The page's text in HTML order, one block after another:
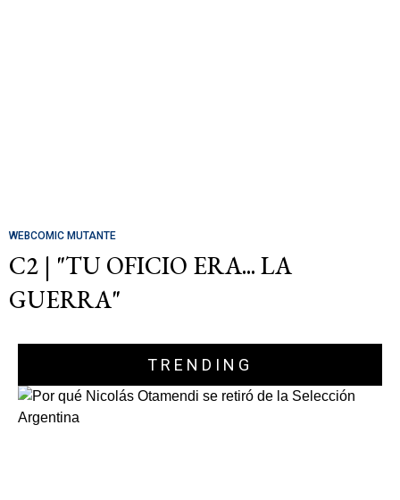
WEBCOMIC MUTANTE
C2 | "TU OFICIO ERA... LA
GUERRA"
TRENDING